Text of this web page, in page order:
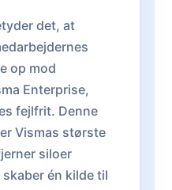
det, at
op mod
Enterprise,
fejlfrit. Denne
Vismas største
siloer
én kilde til